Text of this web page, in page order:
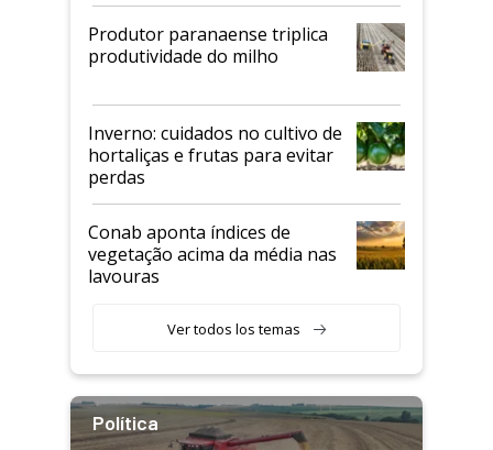
Produtor paranaense triplica
produtividade do milho
Inverno: cuidados no cultivo de
hortaliças e frutas para evitar
perdas
Conab aponta índices de
vegetação acima da média nas
lavouras
Ver todos los temas
Política